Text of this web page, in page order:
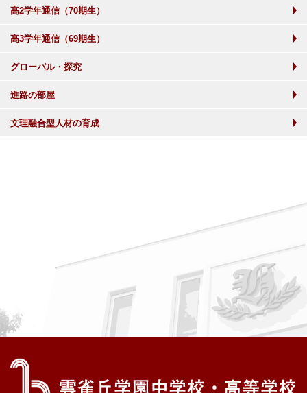
高2学年通信（70期生）
高3学年通信（69期生）
グローバル・探究
進路の部屋
文理融合型人材の育成